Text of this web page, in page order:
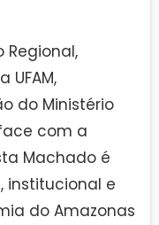
Regional,
UFAM,
do Ministério
com a
Machado é
institucional e
do Amazonas